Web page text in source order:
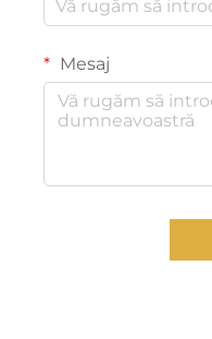
Mesaj